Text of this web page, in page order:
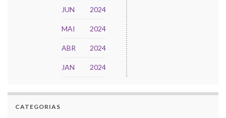
JUN 2024
MAI 2024
ABR 2024
JAN 2024
CATEGORIAS